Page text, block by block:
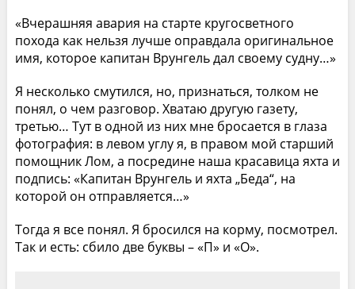
«Вчерашняя авария на старте кругосветного
похода как нельзя лучше оправдала оригинальное
имя, которое капитан Врунгель дал своему судну…»
Я несколько смутился, но, признаться, толком не
понял, о чем разговор. Хватаю другую газету,
третью… Тут в одной из них мне бросается в глаза
фотография: в левом углу я, в правом мой старший
помощник Лом, а посредине наша красавица яхта и
подпись: «Капитан Врунгель и яхта „Беда“, на
которой он отправляется…»
Тогда я все понял. Я бросился на корму, посмотрел.
Так и есть: сбило две буквы – «П» и «О».